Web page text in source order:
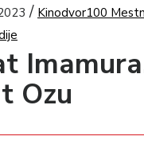
/ Kinodvor100
Ozu